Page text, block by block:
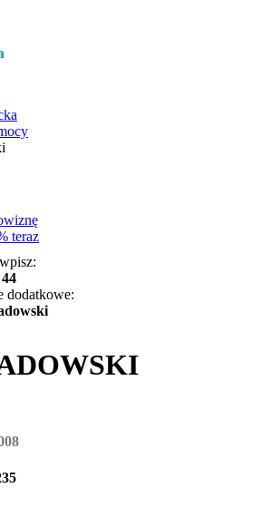
teraz
dodatkowe: